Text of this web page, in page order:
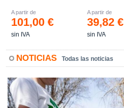
A partir de
101,00 €
sin IVA
A partir de
39,82 €
sin IVA
NOTICIAS Todas las noticias